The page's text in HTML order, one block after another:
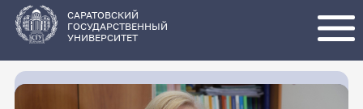
основному
содержанию
САРАТОВСКИЙ
ГОСУДАРСТВЕННЫЙ
УНИВЕРСИТЕТ